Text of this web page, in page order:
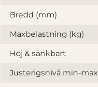
Bredd (mm)
Maxbelastning (kg)
Höj & sänkbart
Justerigsnivå min-max